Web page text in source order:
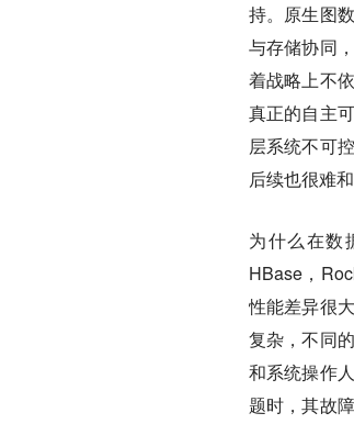
持。 原生图
与存储协同
着战略上不
真正的自主
层系统不可
后续也很难
为什么在数
HBase，
性能差异很
复杂，不同
和系统操作
题时，其故